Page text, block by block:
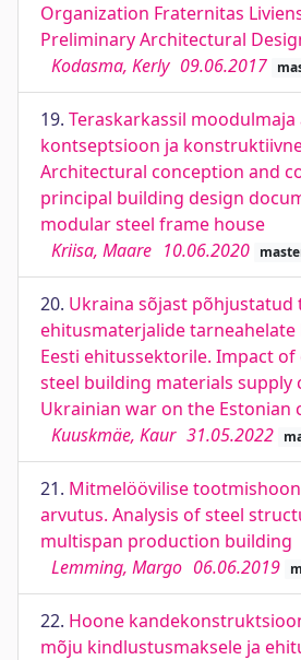
Organization Fraternitas
Preliminary Architectural
Kodasma, Kerly 09.06.2017
19. Teraskarkassil
kontseptsioon ja
Architectural conception and
principal building design
modular steel frame house
Kriisa, Maare 10.06.2020
20. Ukraina sõjast põhjustatud
ehitusmaterjalide
Eesti ehitussektorile. Impact
steel building materials supply
Ukrainian war on the Estonian
Kuuskmäe, Kaur 31.05.2022
21. Mitmelöövilise
arvutus. Analysis of steel
multispan production building
Lemming, Margo 06.06.2019
22. Hoone
mõju kindlustusmaksele ja